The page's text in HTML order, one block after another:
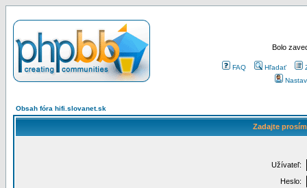
Bolo
FAQ Hľadať
Obsah fóra hifi.slovanet.sk
Zadajte
Užívateľ:
Heslo: